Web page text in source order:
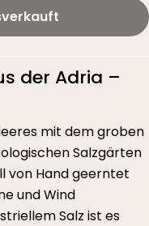
Meersalz
– Grobes
der Adria –
mit dem groben
Salzgärten
von Hand geerntet
und Wind
Salz ist es